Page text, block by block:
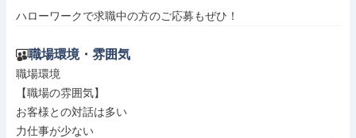
ハローワークで求職中の方のご応募もぜひ！
職場環境・雰囲気
職場環境
【職場の雰囲気】
お客様との対話は多い
力仕事が少ない